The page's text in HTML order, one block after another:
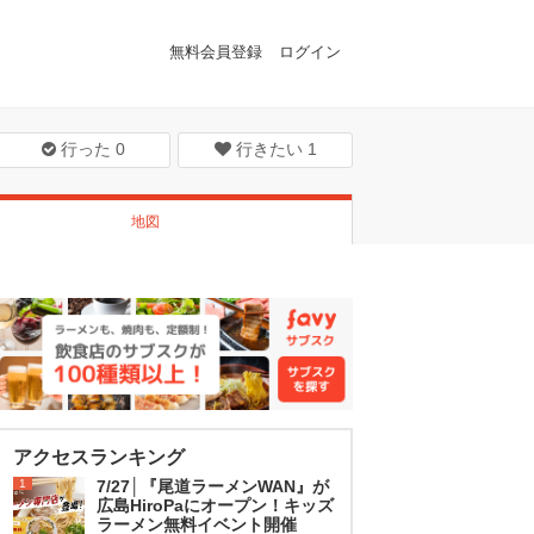
無料会員登録 ログイン
行った 0 行きたい 1
地図
アクセスランキング
1
7/27│『尾道ラーメンWAN』が
広島HiroPaにオープン！キッズ
ラーメン無料イベント開催